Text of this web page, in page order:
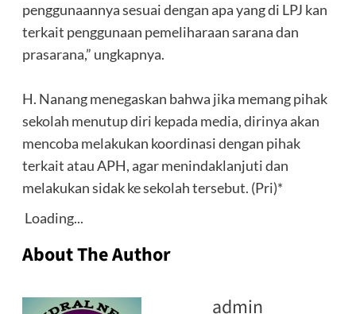
penggunaannya sesuai dengan apa yang di LPJ kan
terkait penggunaan pemeliharaan sarana dan
prasarana,” ungkapnya.
‎H. Nanang menegaskan bahwa jika memang pihak
sekolah menutup diri kepada media, dirinya akan
mencoba melakukan koordinasi dengan pihak
terkait atau APH, agar menindaklanjuti dan
melakukan sidak ke sekolah tersebut. (Pri)*
Loading...
About The Author
admin